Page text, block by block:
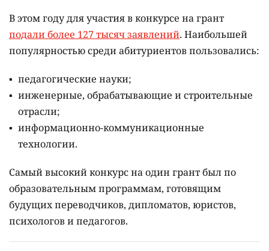
В этом году для участия в конкурсе на грант
подали более 127 тысяч заявлений. Наибольшей
популярностью среди абитуриентов пользовались:
педагогические науки;
инженерные, обрабатывающие и строительные
отрасли;
информационно-коммуникационные
технологии.
Самый высокий конкурс на один грант был по
образовательным программам, готовящим
будущих переводчиков, дипломатов, юристов,
психологов и педагогов.